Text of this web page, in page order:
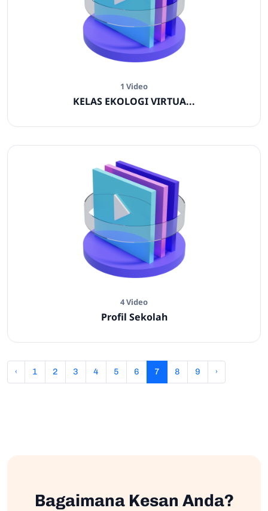
1 Video
KELAS EKOLOGI VIRTUA...
4 Video
Profil Sekolah
‹ 1 2 3 4 5 6 7 8 9 ›
Bagaimana Kesan Anda?